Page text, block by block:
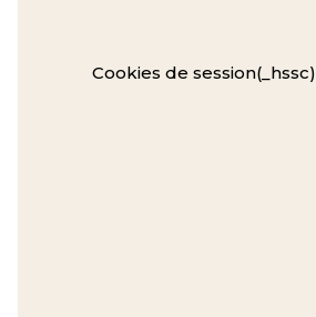
Cookies de session(_hssc)